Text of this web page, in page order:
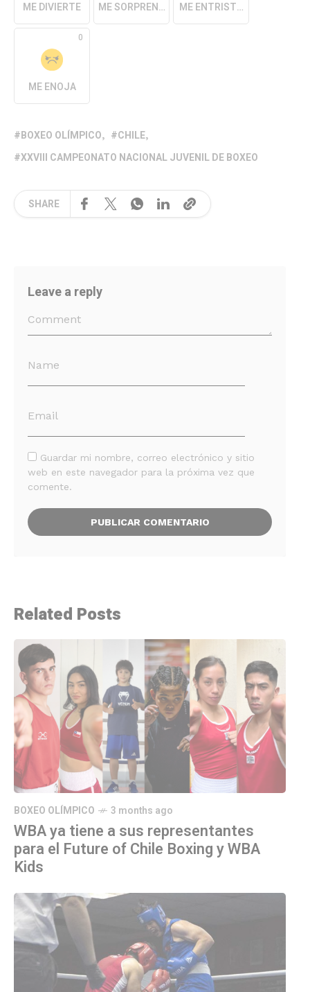
ME DIVIERTE ME SORPRENDE ME ENTRISTECE
0
ME ENOJA
BOXEO OLÍMPICO
CHILE
XXVIII CAMPEONATO NACIONAL JUVENIL DE BOXEO
SHARE
Leave a reply
Guardar mi nombre, correo electrónico y sitio
web en este navegador para la próxima vez que
comente.
Related Posts
BOXEO OLÍMPICO 3 months ago
WBA ya tiene a sus representantes
para el Future of Chile Boxing y WBA
Kids